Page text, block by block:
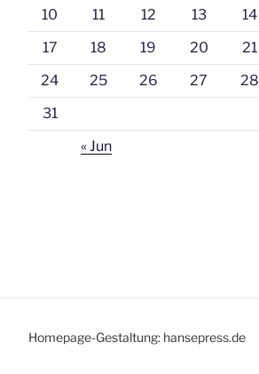
10
11 12 13 14
17
18 19 20 21
24
25 26 27 28
31
« Jun
Homepage-Gestaltung: hansepress.de